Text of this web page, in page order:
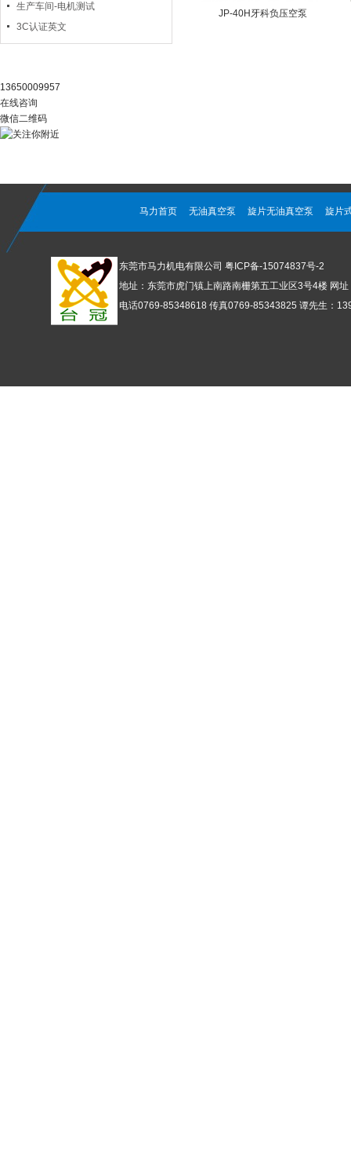
生产车间-电机测试
3C认证英文
JP-40H牙科负压空泵
13650009957
在线咨询
微信二维码
马力首页 无油真空泵 旋片无油真空泵 旋片
东莞市马力机电有限公司 粤ICP备-15074837号-2
地址：东莞市虎门镇上南路南栅第五工业区3号4楼 网
电话0769-85348618 传真0769-85343825 谭先生：